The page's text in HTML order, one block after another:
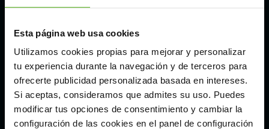
Esta página web usa cookies
Utilizamos cookies propias para mejorar y personalizar
tu experiencia durante la navegación y de terceros para
ofrecerte publicidad personalizada basada en intereses.
Si aceptas, consideramos que admites su uso. Puedes
modificar tus opciones de consentimiento y cambiar la
configuración de las cookies en el panel de configuración
Córdoba
Málaga
Valencia